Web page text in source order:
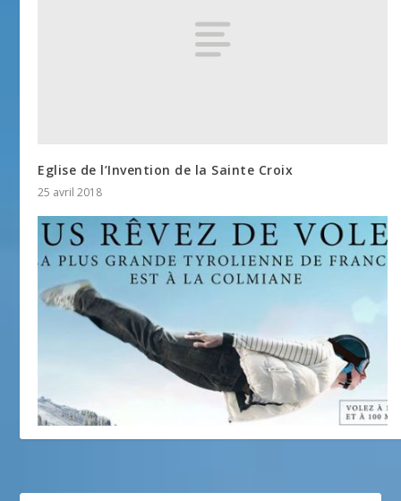
Eglise de l’Invention de la Sainte Croix
25 avril 2018